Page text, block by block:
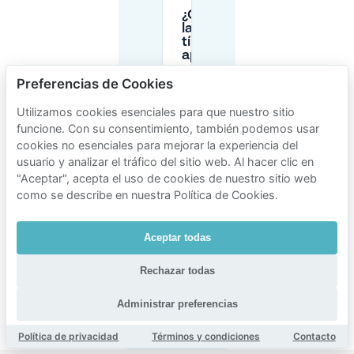
¿Cuáles son
las horas
típicas de
aparcamiento
en el área del
Kee?
¿Puedo
reservar con
antelación
aparcamiento
Kee con
Mobypark, y
están
Preferencias de Cookies
Utilizamos cookies esenciales para que nuestro sitio
funcione. Con su consentimiento, también podemos usar
cookies no esenciales para mejorar la experiencia del
usuario y analizar el tráfico del sitio web. Al hacer clic en
"Aceptar", acepta el uso de cookies de nuestro sitio web
como se describe en nuestra Política de Cookies.
Aceptar todas
Rechazar todas
Administrar preferencias
Política de privacidad Términos y condiciones Contacto